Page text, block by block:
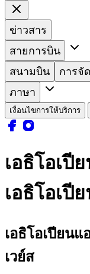
ข่าวสาร
สายการบิน
สนามบิน
การจั
ภาษา
เงื่อนไขการให้บริการ
เอธิโอเปี
เอธิโอเปี
เอธิโอเปียน
เวย์ส